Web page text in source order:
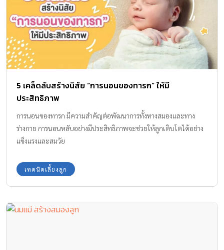
5 เคล็ดลับสร้างนิสัย “การนอนของทารก” ให้มี
ประสิทธิภาพ
การนอนของทารก มีความสำคัญต่อพัฒนาการทั้งทางสมองและทาง
ร่างกาย การนอนหลับอย่างมีประสิทธิภาพจะช่วยให้ลูกเติบโตได้อย่าง
แข็งแรงและสมวัย
เทคนิคเลี้ยงลูก